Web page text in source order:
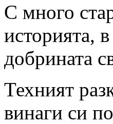
С много
историята,
добрината
Техният
винаги си